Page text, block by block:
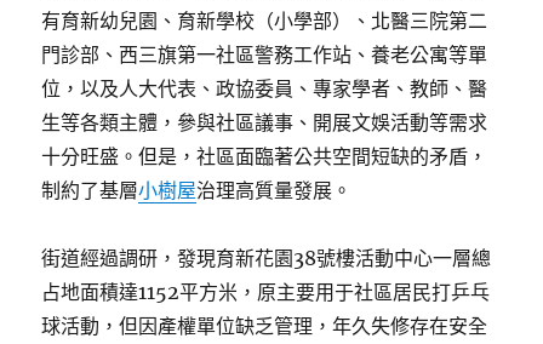
有育新幼兒園、育新學校（小學部）、北醫三院第二
門診部、西三旗第一社區警務工作站、養老公寓等單
位，以及人大代表、政協委員、專家學者、教師、醫
生等各類主體，參與社區議事、開展文娛活動等需求
十分旺盛。但是，社區面臨著公共空間短缺的矛盾，
制約了基層小樹屋治理高質量發展。
街道經過調研，發現育新花園38號樓活動中心一層總
占地面積達1152平方米，原主要用于社區居民打乒乓
球活動，但因產權單位缺乏管理，年久失修存在安全